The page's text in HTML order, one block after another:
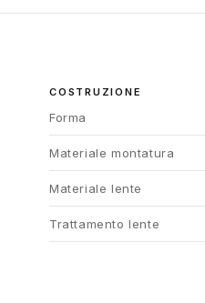
COSTRUZIONE
Forma
Materiale montatura
Materiale lente
Trattamento lente